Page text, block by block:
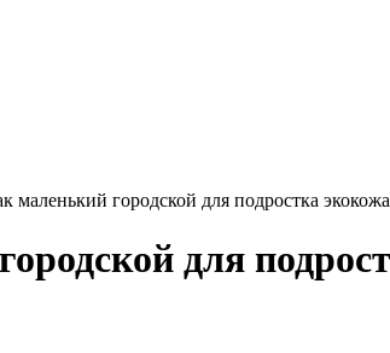
маленький городской для подростка экокожа
для